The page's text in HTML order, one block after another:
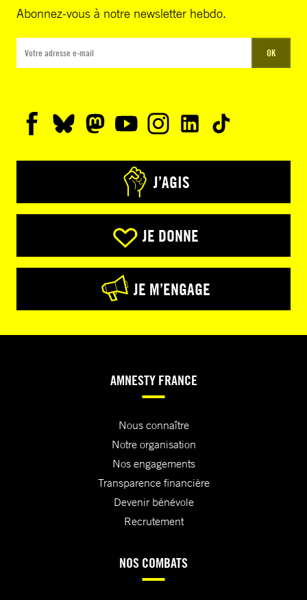
Abonnez-vous à notre newsletter hebdo.
OK
J’AGIS
JE DONNE
JE M’ENGAGE
AMNESTY FRANCE
Nous connaître
Notre organisation
Nos engagements
Transparence financière
Devenir bénévole
Recrutement
NOS COMBATS